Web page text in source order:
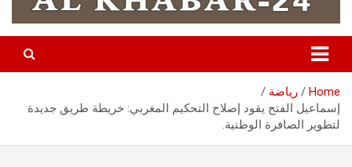
Home
رياضة
إسماعيل الفتح يقود إصلاح التحكيم المغربي: خريطة طريق جديدة
لتطوير الصافرة الوطنية.